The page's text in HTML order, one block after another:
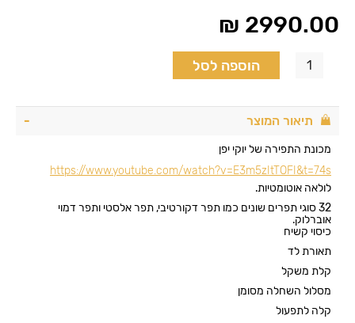
₪ 2990.00
הוספה לסל
תיאור המוצר
מכונת התפירה של יוקי יפן
https://www.youtube.com/watch?v=E3m5zItTOFI&t=74s
לולאה אוטומטיות.
32 סוגי תפרים שונים כמו תפר דקורטיבי, תפר אלסטי ותפר דמוי
אוברלוק.
כיסוי קשיח
תאורת לד
קלת משקל
מסלול השחלה מסומן
קלה לתפעול